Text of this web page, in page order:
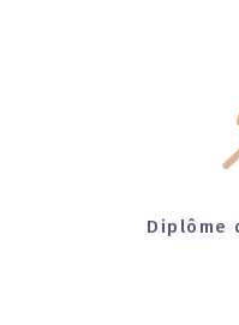
Diplôme